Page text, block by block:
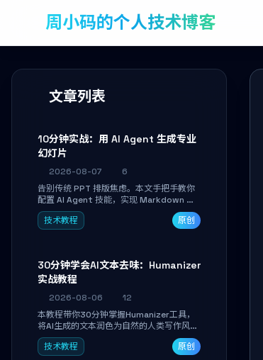
周小码的个人技术博客
文章列表
10分钟实战：用 AI Agent 生成专业
幻灯片
2026-08-07
6
告别传统 PPT 排版焦虑。本文手把手教你
配置 AI Agent 技能，实现 Markdown 内
容自动转为带高级排版、AI 配图与 WebGL
运行时的 HTML 幻灯片。只需专注内容，
技术教程 原创
30分钟学会AI文本去味：Humanizer
实战教程
2026-08-06
12
本教程带你30分钟掌握Humanizer工具，
将AI生成的文本润色为自然的人类写作风
格。通过安装配置、实战示例和语音校准，
让你的内容告别AI痕迹，匹配个人写作习
技术教程 原创